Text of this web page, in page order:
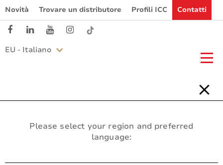
Novità Trovare un distributore Profili ICC Contatti
EU - Italiano
Please select your region and preferred
language: